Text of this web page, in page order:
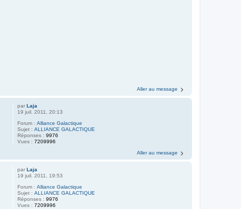
Aller au message
parLaja
19 juil. 2011, 20:13
Forum :Alliance Galactique
Sujet :ALLIANCE GALACTIQUE
Réponses :9976
Vues :7209996
Aller au message
parLaja
19 juil. 2011, 19:53
Forum :Alliance Galactique
Sujet :ALLIANCE GALACTIQUE
Réponses :9976
Vues :7209996